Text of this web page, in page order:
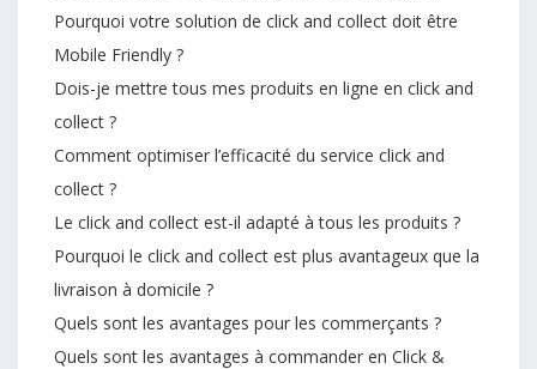
Pourquoi votre solution de click and collect doit être
Mobile Friendly ?
Dois-je mettre tous mes produits en ligne en click and
collect ?
Comment optimiser l’efficacité du service click and
collect ?
Le click and collect est-il adapté à tous les produits ?
Pourquoi le click and collect est plus avantageux que la
livraison à domicile ?
Quels sont les avantages pour les commerçants ?
Quels sont les avantages à commander en Click &